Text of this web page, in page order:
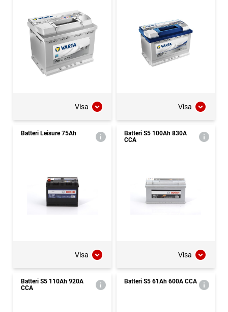
Visa Visa
Batteri Leisure 75Ah
Visa
Batteri S5 100Ah 830A
CCA
Visa
Batteri S5 110Ah 920A
CCA
Batteri S5 61Ah 600A CCA